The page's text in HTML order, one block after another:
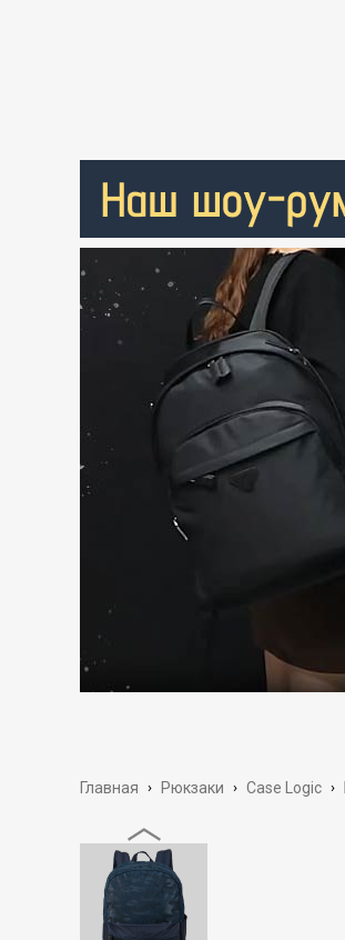
Главная › Рюкзаки › Case Logic ›